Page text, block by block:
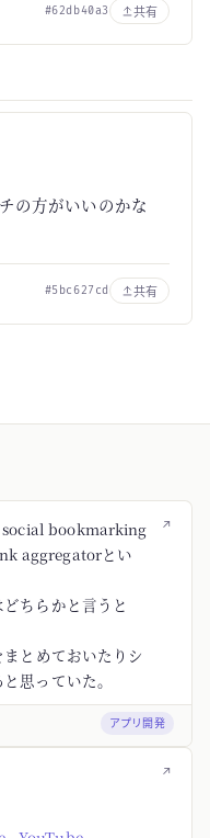
#62db40a3 共有
の方がいいのかな
#5bc627cd 共有
↗
social bookmarking
aggregatorとい
ちらかと言うと
とめておいたりシ
思っていた。
アプリ開発
↗